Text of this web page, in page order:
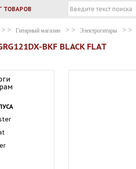
ТОВАРОВ
Гитарный магазин Электрогитары
BKF BLACK FLAT